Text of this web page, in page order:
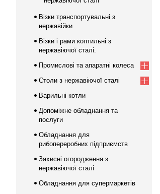
Візки транспортувальні з
нержавійки
Візки і рами коптильні з
нержавіючої сталі.
Промислові та апаратні колеса
Столи з нержавіючої сталі
Варильні котли
Допоміжне обладнання та
послуги
Обладнання для
рибопереробних підприємств
Захисні огородження з
нержавіючої сталі
Обладнання для супермаркетів